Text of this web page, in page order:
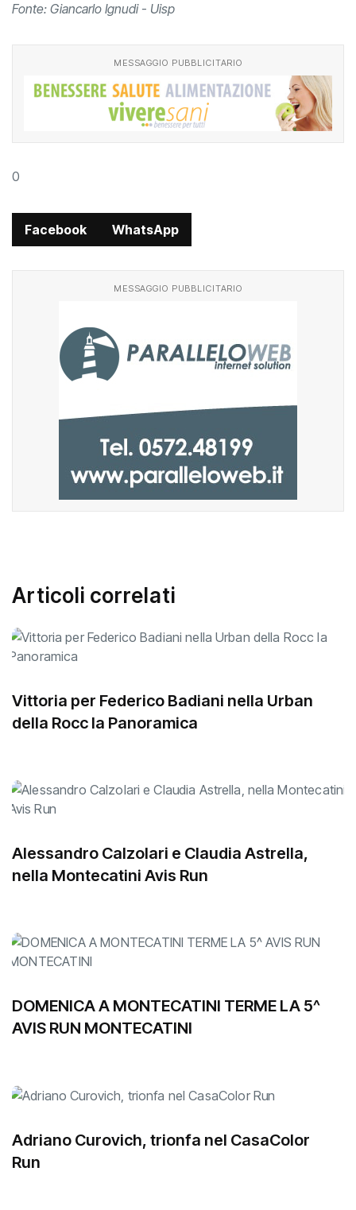
Fonte: Giancarlo Ignudi - Uisp
MESSAGGIO PUBBLICITARIO
0
Facebook WhatsApp
MESSAGGIO PUBBLICITARIO
Articoli correlati
Vittoria per Federico Badiani nella Urban
della Rocc la Panoramica
Alessandro Calzolari e Claudia Astrella,
nella Montecatini Avis Run
DOMENICA A MONTECATINI TERME LA 5^
AVIS RUN MONTECATINI
Adriano Curovich, trionfa nel CasaColor
Run